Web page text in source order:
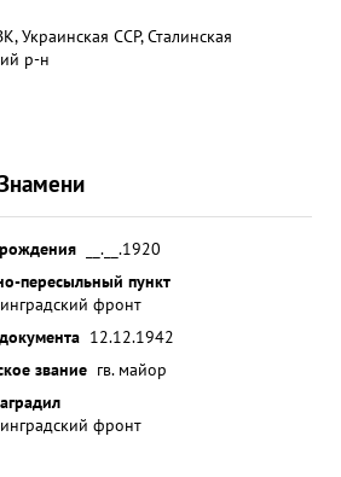
Украинская ССР, Сталинская
р-н
__.__.1920
пересыльный пункт
фронт
12.12.1942
звание гв. майор
фронт